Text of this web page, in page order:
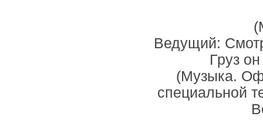
Ведущий:
Груз
(Музыка.
специальной